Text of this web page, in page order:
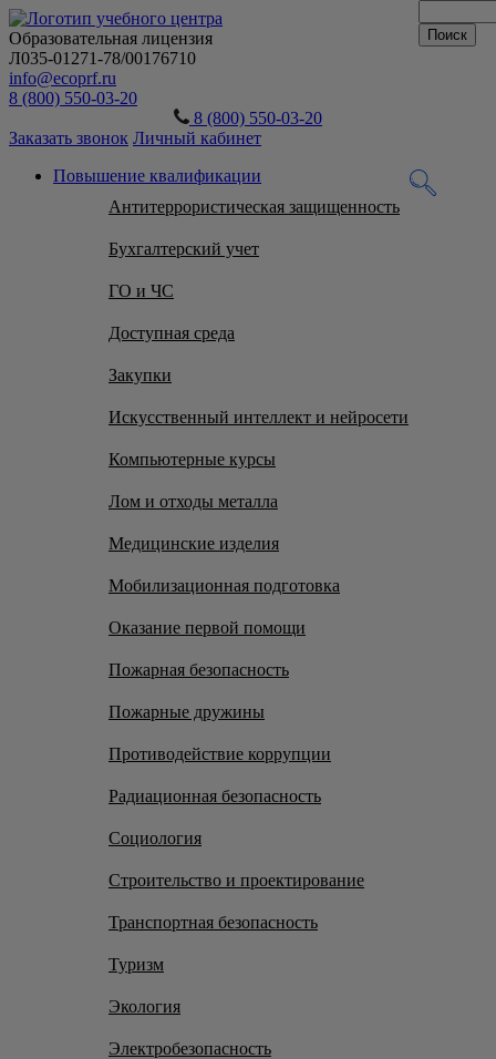
Образовательная лицензия
Л035-01271-78/00176710
info@ecoprf.ru
8 (800) 550-03-20
8 (800) 550-03-20
Заказать звонок Личный кабинет
Повышение квалификации
Антитеррористическая защищенность
Бухгалтерский учет
ГО и ЧС
Доступная среда
Закупки
Искусственный интеллект и нейросети
Компьютерные курсы
Лом и отходы металла
Медицинские изделия
Мобилизационная подготовка
Оказание первой помощи
Пожарная безопасность
Пожарные дружины
Противодействие коррупции
Радиационная безопасность
Социология
Строительство и проектирование
Транспортная безопасность
Туризм
Экология
Электробезопасность